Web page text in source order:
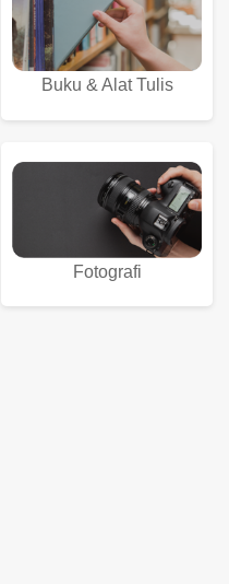
Buku & Alat Tulis
Fotografi